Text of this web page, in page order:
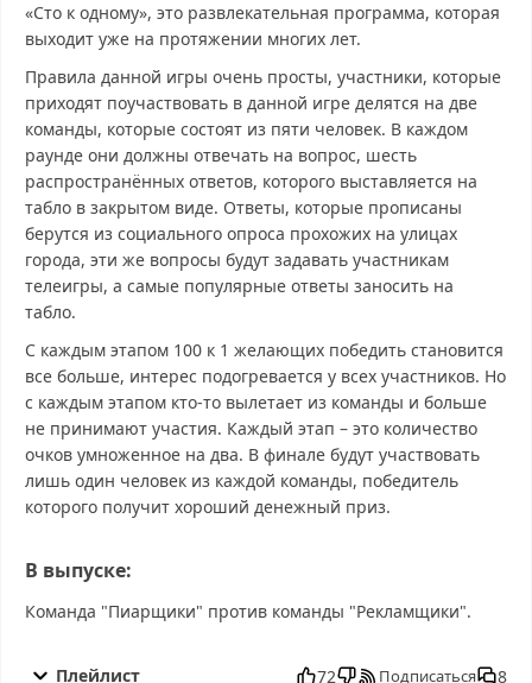
«Сто к одному», это развлекательная программа, которая
выходит уже на протяжении многих лет.
Правила данной игры очень просты, участники, которые
приходят поучаствовать в данной игре делятся на две
команды, которые состоят из пяти человек. В каждом
раунде они должны отвечать на вопрос, шесть
распространённых ответов, которого выставляется на
табло в закрытом виде. Ответы, которые прописаны
берутся из социального опроса прохожих на улицах
города, эти же вопросы будут задавать участникам
телеигры, а самые популярные ответы заносить на
табло.
С каждым этапом 100 к 1 желающих победить становится
все больше, интерес подогревается у всех участников. Но
с каждым этапом кто-то вылетает из команды и больше
не принимают участия. Каждый этап – это количество
очков умноженное на два. В финале будут участвовать
лишь один человек из каждой команды, победитель
которого получит хороший денежный приз.
В выпуске:
Команда "Пиарщики" против команды "Рекламщики".
к одному от 18.10.2025 смотреть онлайн, Сто к одному от
Плейлист 72 Подписаться 8